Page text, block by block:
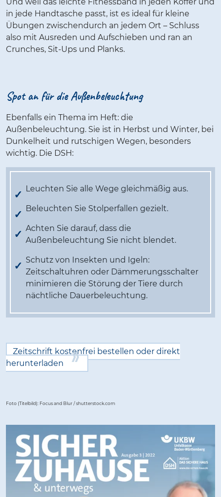
Und weil das leichte Fitnessband in jeden Koffer und
in jede Handtasche passt, ist es ideal für kleine
Übungen zwischendurch an jedem Ort – Schluss
also mit Ausreden und Aufschieben und ran an
Crunches, Sit-Ups und Planks.
Spot an für die Außenbeleuchtung
Ebenfalls ein Thema im Heft: die
Außenbeleuchtung. Sie ist in Herbst und Winter, bei
Dunkelheit und rutschigen Wegen, besonders
wichtig. Die DSH:
Leuchten Sie alle Wege gleichmäßig aus.
Beleuchten Sie Stolperfallen gezielt.
Achten Sie darauf, dass die
Außenbeleuchtung Sie nicht blendet.
Schutz von Insekten und Igeln:
Zeitschaltuhren oder Dämmerungsschalter
minimieren die Störung der Tiere durch
nächtliche Dauerbeleuchtung.
Zeitschrift kostenfrei bestellen oder direkt
herunterladen
Foto (Titelbild): Focus and Blur / shutterstock.com